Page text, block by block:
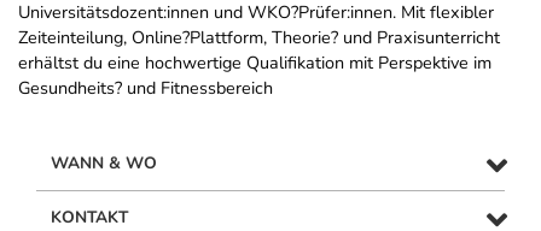
Universitätsdozent:innen und WKO?Prüfer:innen. Mit flexibler
Zeiteinteilung, Online?Plattform, Theorie? und Praxisunterricht
erhältst du eine hochwertige Qualifikation mit Perspektive im
Gesundheits? und Fitnessbereich
WANN & WO
KONTAKT